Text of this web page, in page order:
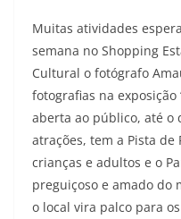
Muitas atividades
semana no Shopping
Cultural o fotógrafo
fotografias na exposição
aberta ao público, até o
atrações, tem a Pista
crianças e adultos e o
preguiçoso e amado do
o local vira palco para